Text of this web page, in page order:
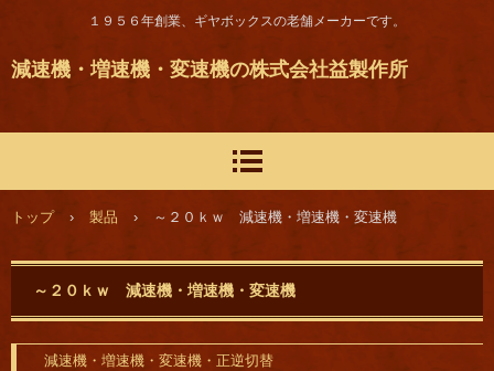
減速機・増速機・変速機の株式会社益製作所
１９５６年創業、ギヤボックスの老舗メーカーです。
トップ › 製品 › ～２０ｋｗ 減速機・増速機・変速機
～２０ｋｗ 減速機・増速機・変速機
減速機・増速機・変速機・正逆切替